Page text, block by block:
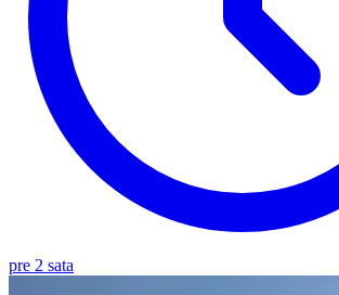
pre 2 sata